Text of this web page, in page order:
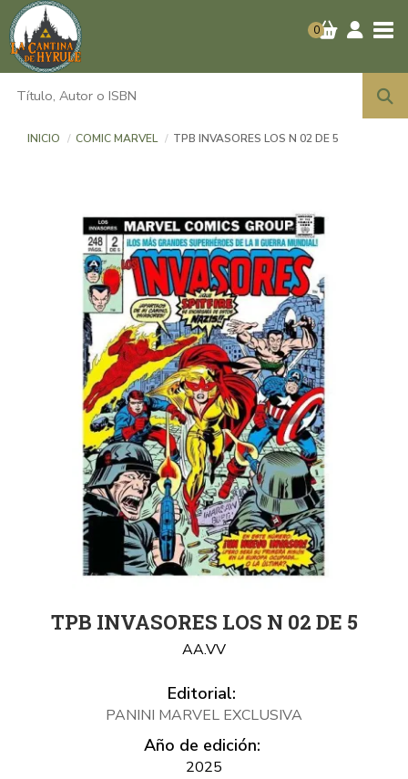
0
INICIO COMIC MARVEL TPB INVASORES LOS N 02 DE 5
TPB INVASORES LOS N 02 DE 5
AA.VV
Editorial:
PANINI MARVEL EXCLUSIVA
Año de edición:
2025